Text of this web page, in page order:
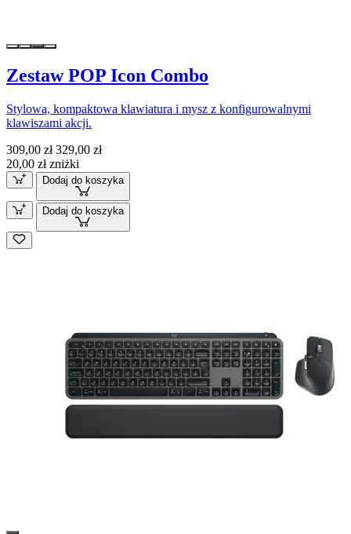
Zestaw POP Icon Combo
Stylowa, kompaktowa klawiatura i mysz z konfigurowalnymi
klawiszami akcji.
309,00 zł 329,00 zł
20,00 zł zniżki
Dodaj do koszyka
Dodaj do koszyka